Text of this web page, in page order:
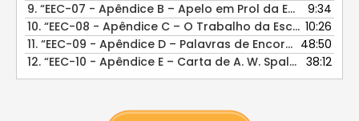
9. “EEC-07 - Apêndice B – Apelo em Prol da Escola de Madison”
9:34
10. “EEC-08 - Apêndice C – O Trabalho da Escola de Madison”
10:26
11. “EEC-09 - Apêndice D – Palavras de Encorajamento para Obreiros de Sustento Próprio”
48:50
12. “EEC-10 - Apêndice E – Carta de A. W. Spalding” — E. A.
38:12